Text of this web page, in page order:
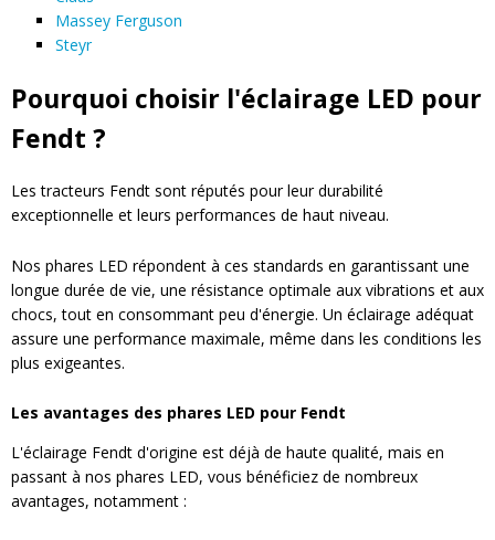
Massey Ferguson
Steyr
Pourquoi choisir l'éclairage LED pour
Fendt ?
Les tracteurs Fendt sont réputés pour leur durabilité
exceptionnelle et leurs performances de haut niveau.
Nos phares LED répondent à ces standards en garantissant une
longue durée de vie, une résistance optimale aux vibrations et aux
chocs, tout en consommant peu d'énergie. Un éclairage adéquat
assure une performance maximale, même dans les conditions les
plus exigeantes.
Les avantages des phares LED pour Fendt
L'éclairage Fendt d'origine est déjà de haute qualité, mais en
passant à nos phares LED, vous bénéficiez de nombreux
avantages, notamment :